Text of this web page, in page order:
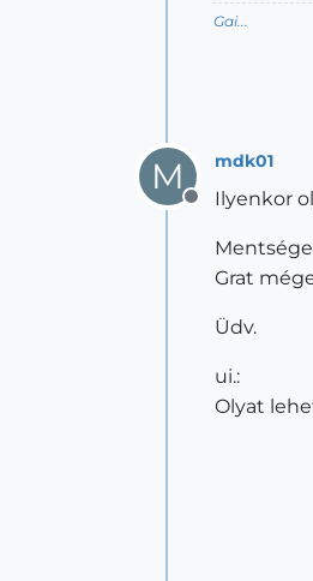
Gai...
M
Offline
mdk01
Ilyenkor
Grat
Üdv.
ui.:
Olyat